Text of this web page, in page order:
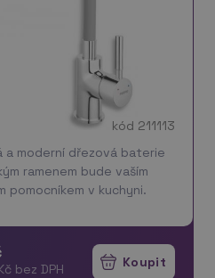
kód 211113
a moderní dřezová baterie
ramenem bude vaším
pomocníkem v kuchyni.
polohy a pustíte
nemusíte držet jako u jin…
bez DPH